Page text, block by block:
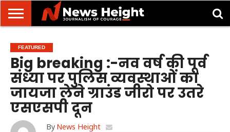
मसूरी
उत्तराखंड
उत्तरप्रदेश
राष्ट्रीय
अंतरराष्ट्रीय
क्राइम/
दुर्घटना
खेल/
मनोरंजन
ज्योतिष
शिक्षा
स्वास्थ्य
FEATURED
Big breaking :-नव वर्ष की पूर्व
संध्या पर पुलिस व्यवस्थाओं का
जायजा लेने ग्राउंड जीरो पर उतरे
एसएसपी दून
By News Height